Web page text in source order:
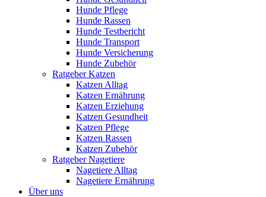
Hunde Pflege
Hunde Rassen
Hunde Testbericht
Hunde Transport
Hunde Versicherung
Hunde Zubehör
Ratgeber Katzen
Katzen Alltag
Katzen Ernährung
Katzen Erziehung
Katzen Gesundheit
Katzen Pflege
Katzen Rassen
Katzen Zubehör
Ratgeber Nagetiere
Nagetiere Alltag
Nagetiere Ernährung
Über uns